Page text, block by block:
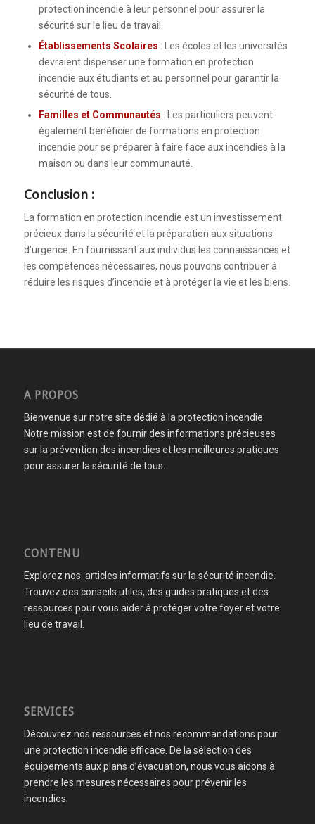
protection incendie à leur personnel pour assurer la
sécurité sur le lieu de travail.
Établissements Scolaires : Les écoles et les universités
devraient dispenser une formation en protection
incendie aux étudiants et au personnel pour garantir la
sécurité de tous.
Familles et Communautés : Les particuliers peuvent
également bénéficier de formations en protection
incendie pour se préparer à faire face aux incendies à la
maison ou dans leur communauté.
Conclusion :
La formation en protection incendie est un investissement
précieux dans la sécurité et la préparation aux situations
d’urgence. En fournissant aux individus les connaissances et
les compétences nécessaires, nous pouvons contribuer à
réduire les risques d’incendie et à protéger la vie et les biens.
A PROPOS
Bienvenue sur notre site dédié à la protection incendie.
Notre mission est de fournir des informations précieuses
sur la prévention des incendies et les meilleures pratiques
pour assurer la sécurité de tous.
CONTENU
Explorez nos articles informatifs sur la sécurité incendie.
Trouvez des conseils utiles, des guides pratiques et des
ressources pour vous aider à protéger votre foyer et votre
lieu de travail.
SERVICES
Découvrez nos ressources et nos recommandations pour
une protection incendie efficace. De la sélection des
équipements aux plans d’évacuation, nous vous aidons à
prendre les mesures nécessaires pour prévenir les
incendies.